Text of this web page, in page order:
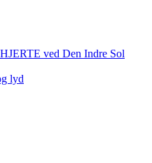
ved Den Indre Sol
lyd